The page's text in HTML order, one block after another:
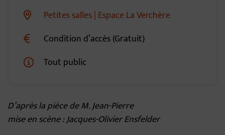
Lieu alternatif
Petites salles | Espace La Verchère
Condition d’accès (Gratuit)
Tout public
D’après la pièce de M. Jean-Pierre
mise en scène : Jacques-Olivier Ensfelder